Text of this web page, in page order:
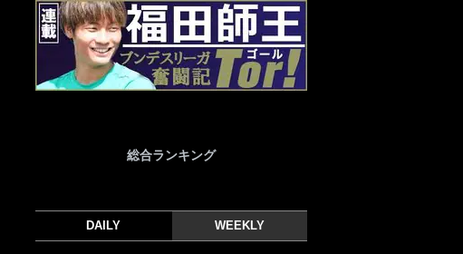
総合ランキング
DAILY WEEKLY